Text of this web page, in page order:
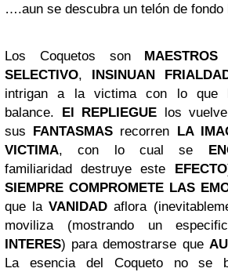
….aun se descubra un telón de fondo
Los Coquetos son
SELECTIVO, INSINUAN
intrigan a la victima con lo que
balance. El REPLIEGUE los vuelve
sus FANTASMAS recorren LA
VICTIMA, con lo cual se
familiaridad destruye este EFECTO
SIEMPRE COMPROMETE LAS
que laVANIDAD aflora
moviliza (mostrando un
INTERES) para demostrarse que
La esencia del Coqueto no se